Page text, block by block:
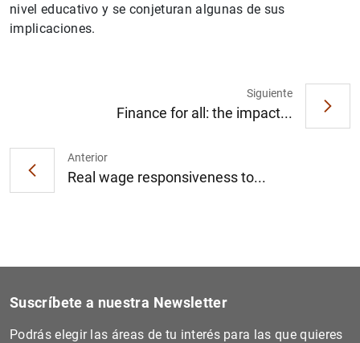
nivel educativo y se conjeturan algunas de sus
implicaciones.
Anterior
Real wage responsiveness to...
Siguiente
Finance for all: the impact...
2
Suscríbete a nuestra Newsletter
Podrás elegir las áreas de tu interés para las que quieres